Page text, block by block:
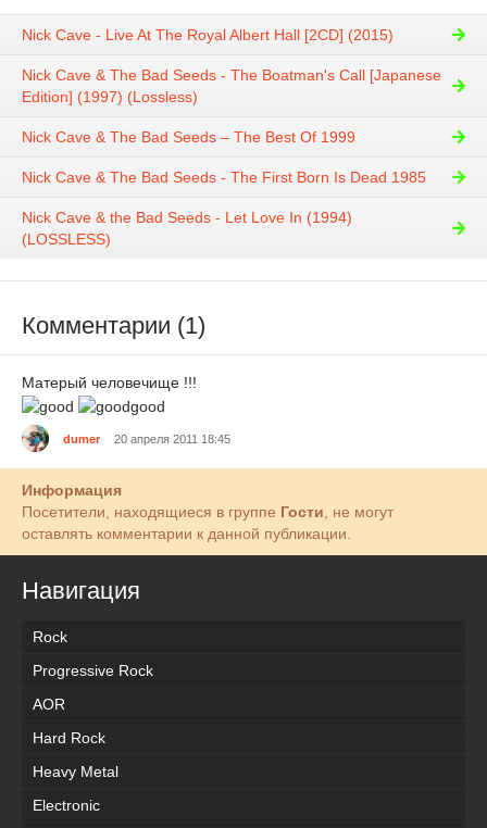
Nick Cave - Live At The Royal Albert Hall [2CD] (2015)
Nick Cave & The Bad Seeds - The Boatman's Call [Japanese
Edition] (1997) (Lossless)
Nick Cave & The Bad Seeds – The Best Of 1999
Nick Cave & The Bad Seeds - The First Born Is Dead 1985
Nick Cave & the Bad Seeds - Let Love In (1994)
(LOSSLESS)
Комментарии (1)
Матерый человечище !!!
dumer 20 апреля 2011 18:45
Информация
Посетители, находящиеся в группе Гости, не могут
оставлять комментарии к данной публикации.
Навигация
Rock
Progressive Rock
AOR
Hard Rock
Heavy Metal
Electronic